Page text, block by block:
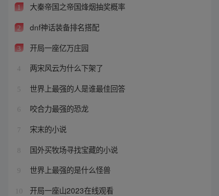
1 大秦帝国之帝国烽烟抽奖概率
2 dnf神话装备排名搭配
3 开局一座亿万庄园
4 两宋风云为什么下架了
5 世界上最强的人是谁最佳回答
6 咬合力最强的恐龙
7 宋末的小说
8 国外买牧场寻找宝藏的小说
9 世界上最强的是什么怪兽
10 开局一座山2023在线观看